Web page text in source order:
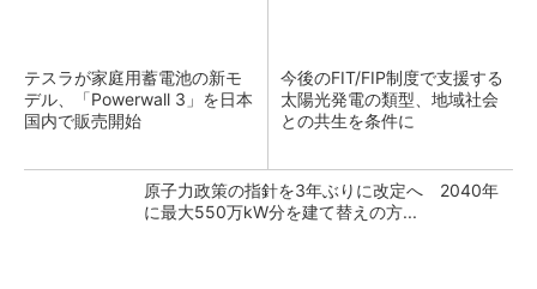
テスラが家庭用蓄電池の新モ
デル、「Powerwall 3」を日本
国内で販売開始
今後のFIT/FIP制度で支援する
太陽光発電の類型、地域社会
との共生を条件に
原子力政策の指針を3年ぶりに改定へ 2040年
に最大550万kW分を建て替えの方...